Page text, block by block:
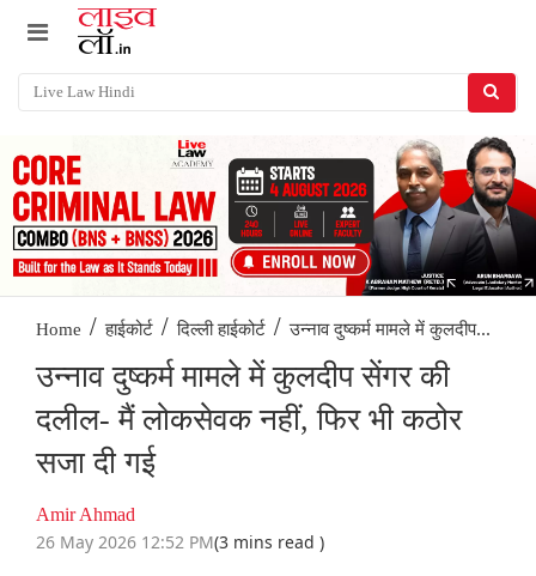
Home / हाईकोर्ट / दिल्ली हाईकोर्ट / उन्नाव दुष्कर्म मामले में कुलदीप...
उन्नाव दुष्कर्म मामले में कुलदीप सेंगर की
दलील- मैं लोकसेवक नहीं, फिर भी कठोर
सजा दी गई
Amir Ahmad
26 May 2026 12:52 PM(3 mins read )